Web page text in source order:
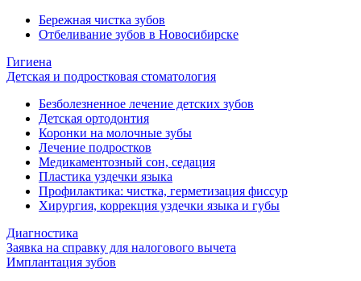
Бережная чистка зубов
Отбеливание зубов в Новосибирске
Гигиена
Детская и подростковая стоматология
Безболезненное лечение детских зубов
Детская ортодонтия
Коронки на молочные зубы
Лечение подростков
Медикаментозный сон, седация
Пластика уздечки языка
Профилактика: чистка, герметизация фиссур
Хирургия, коррекция уздечки языка и губы
Диагностика
Заявка на справку для налогового вычета
Имплантация зубов